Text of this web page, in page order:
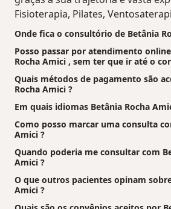
Fisioterapia, Pilates,
Onde fica o consultório de Betânia
Posso passar por atendimento
Rocha Amici , sem ter que ir até o
Quais métodos de pagamento são
Rocha Amici ?
Em quais idiomas Betânia Rocha
Como posso marcar uma consulta
Amici ?
Quando poderia me consultar com
Amici ?
O que outros pacientes opinam
Amici ?